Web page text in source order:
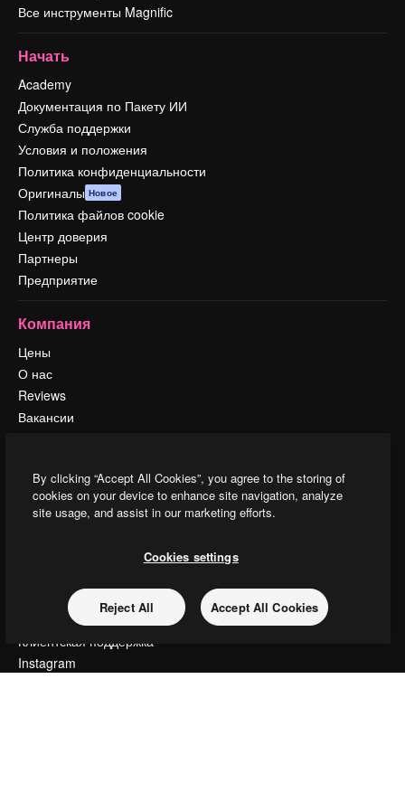
Все инструменты Magnific
Начать
Academy
Документация по Пакету ИИ
Служба поддержки
Условия и положения
Политика конфиденциальности
Оригиналы Новое
Политика файлов cookie
Центр доверия
Партнеры
Предприятие
Компания
Цены
О нас
Reviews
Вакансии
События
Slidesgo
Продайте свой контент
Связаться с нами
Клиентская поддержка
Instagram
By clicking “Accept All Cookies”, you agree to the storing of
cookies on your device to enhance site navigation, analyze
site usage, and assist in our marketing efforts.
Cookies settings
Reject All Accept All Cookies